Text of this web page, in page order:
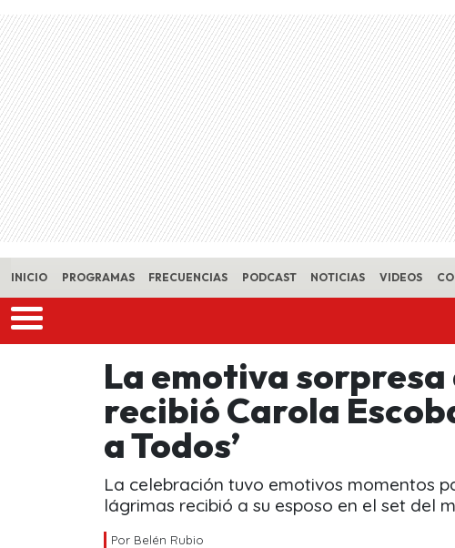
Skip to main content
INICIO PROGRAMAS FRECUENCIAS PODCAST NOTICIAS VIDEOS
La emotiva sorpresa
recibió Carola
a Todos’
La celebración tuvo emotivos momentos
lágrimas recibió a su esposo en el set del
Por Belén Rubio